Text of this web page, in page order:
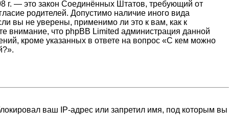
г. — это закон Соединённых Штатов, требующий от
родителей. Допустимо наличие иного вида
вы не уверены, применимо ли это к вам, как к
внимание, что phpBB Limited администрация данной
кроме указанных в ответе на вопрос «С кем можно
ваш IP-адрес или запретил имя, под которым вы